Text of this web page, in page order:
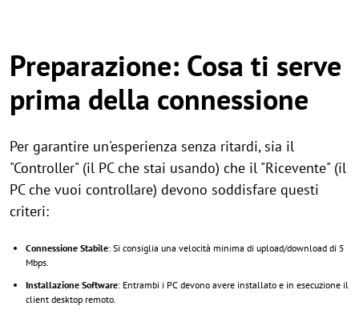
Preparazione: Cosa ti serve
prima della connessione
Per garantire un'esperienza senza ritardi, sia il
"Controller" (il PC che stai usando) che il "Ricevente" (il
PC che vuoi controllare) devono soddisfare questi
criteri:
Connessione Stabile: Si consiglia una velocità minima di upload/download di 5
Mbps.
Installazione Software: Entrambi i PC devono avere installato e in esecuzione il
client desktop remoto.